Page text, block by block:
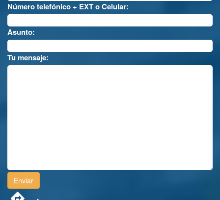
Número telefónico + EXT o Celular:
Asunto:
Tu mensaje: